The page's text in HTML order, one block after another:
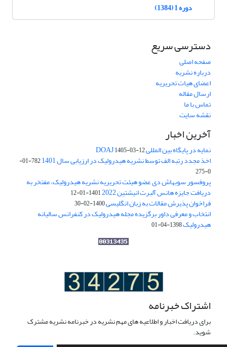
دوره 1 (1384)
دسترسی سریع
صفحه اصلی
درباره نشریه
اعضای هیات تحریریه
ارسال مقاله
تماس با ما
نقشه سایت
آخرین اخبار
نمایه در پایگاه بین المللی DOAJ1405-03-12
اخذ مجدد رتبه الف توسط نشریه هیدرولیک در ارزیابی سال 1401
782-01-
0-275
پروفسور سوبهاش دی عضو هیئت تحریریه نشریه هیدرولیک، مفتخر به
دریافت جایزه هانس آلبرت انیشتین 2022 1401-01-12
فراخوان پذیرش مقالات به زبان انگلیسی1400-02-30
انتخاب و معرفی داور برگزیده مجله هیدرولیک در کنفرانس سالیانه
هیدرولیک1398-04-01
اشتراک خبرنامه
برای دریافت اخبار و اطلاعیه های مهم نشریه در خبرنامه نشریه مشترک
شوید.